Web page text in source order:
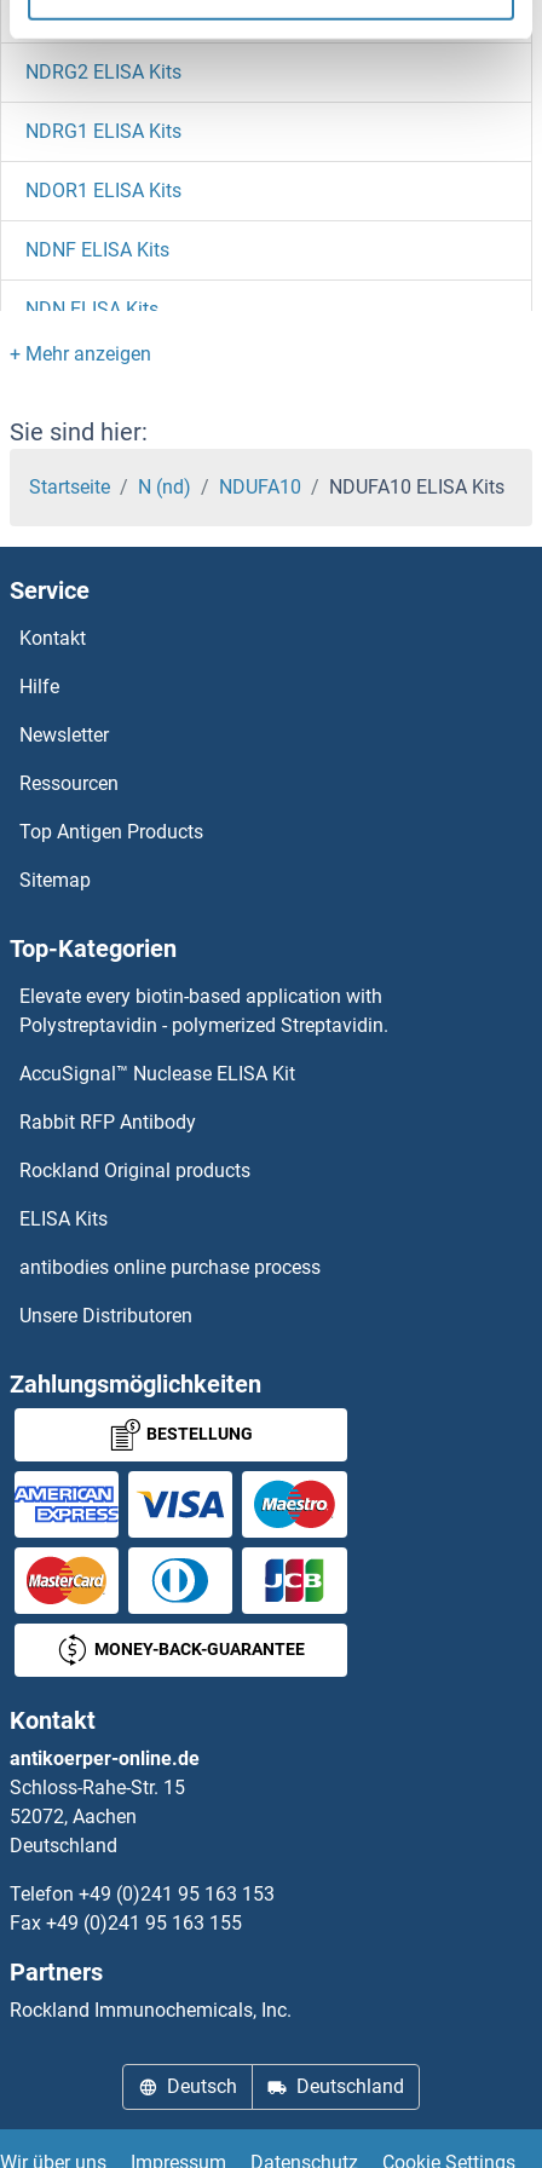
NDST1 ELISA Kits
NDRG2 ELISA Kits
NDRG1 ELISA Kits
NDOR1 ELISA Kits
NDNF ELISA Kits
NDN ELISA Kits
NDFIP1 ELISA Kits
NDC80 ELISA Kits
NCS1 ELISA Kits
NCR3 ELISA Kits
NCR1 ELISA Kits
NCOR1 ELISA Kits
NCOA3 ELISA Kits
NCOA1 ELISA Kits
NCKAP1 ELISA Kits
NCF2 ELISA Kits
NCF1 ELISA Kits
NDUFA6 ELISA Kits
NDUFS1 ELISA Kits
NDUFS2 ELISA Kits
NDUFS7 ELISA Kits
NDUFS8 ELISA Kits
Nebulette ELISA Kits
NEDD8 ELISA Kits
NEDD9 ELISA Kits
NEFH ELISA Kits
NEFL ELISA Kits
NEFM ELISA Kits
NEGR1 ELISA Kits
NEIL1 ELISA Kits
NEIL3 ELISA Kits
NEK9 ELISA Kits
Sie sind hier:
Startseite N (nd) NDUFA10 NDUFA10 ELISA Kits
Service
Kontakt
Hilfe
Newsletter
Ressourcen
Top Antigen Products
Sitemap
Top-Kategorien
Elevate every biotin-based application with
Polystreptavidin - polymerized Streptavidin.
AccuSignal™ Nuclease ELISA Kit
Rabbit RFP Antibody
Rockland Original products
ELISA Kits
antibodies online purchase process
Unsere Distributoren
Zahlungsmöglichkeiten
BESTELLUNG
MONEY-BACK-GUARANTEE
Kontakt
antikoerper-online.de
Schloss-Rahe-Str. 15
52072, Aachen
Deutschland
Telefon +49 (0)241 95 163 153
Fax +49 (0)241 95 163 155
Partners
Rockland Immunochemicals, Inc.
Deutsch Deutschland
Wir über uns Impressum Datenschutz Cookie Settings